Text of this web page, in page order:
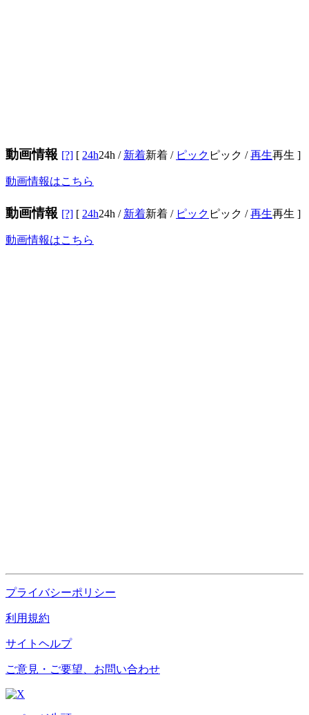
動画情報 [?] [ 24h24h / 新着新着 / ピック ピック /再生再生 ]
動画情報はこちら
動画情報 [?] [ 24h24h / 新着新着 / ピック ピック /再生再生 ]
動画情報はこちら
プライバシーポリシー
利用規約
サイトヘルプ
ご意見・ご要望、お問い合わせ